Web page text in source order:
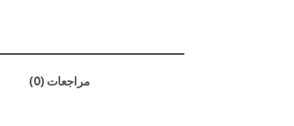
مراجعات (0)